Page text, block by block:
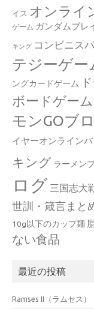
イス オンライ
ゲーム ガンダムブレ
キング コンビニス
テジーゲー
ングカードゲーム
ボードゲーム
モンGOブ
イヤーオンライン
キング ラーメン
ログ 三国志大
世訓・箴言まと
10g以下のカップ麺
ない食品
最近の投稿
Ramses II（ラムセス）